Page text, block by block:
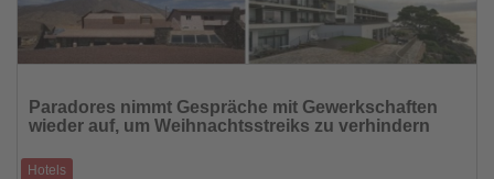
die
Nachrichten
Paradores nimmt Gespräche mit Gewerkschaften
wieder auf, um Weihnachtsstreiks zu verhindern
Hotels